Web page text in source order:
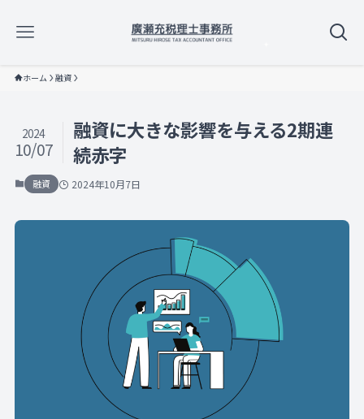
ホーム 融資
融資に大きな影響を与える2期連
続赤字
2024
10/07
融資 2024年10月7日